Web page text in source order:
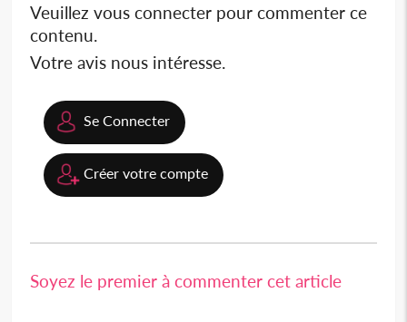
Veuillez vous connecter pour commenter ce
contenu.
Votre avis nous intéresse.
Se Connecter
Créer votre compte
Soyez le premier à commenter cet article